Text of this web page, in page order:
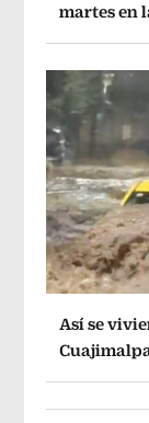
martes en
Así se